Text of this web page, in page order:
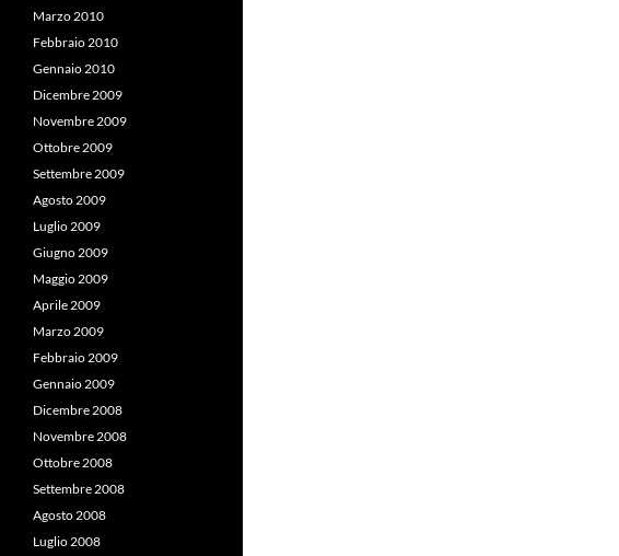
Marzo 2010
Febbraio 2010
Gennaio 2010
Dicembre 2009
Novembre 2009
Ottobre 2009
Settembre 2009
Agosto 2009
Luglio 2009
Giugno 2009
Maggio 2009
Aprile 2009
Marzo 2009
Febbraio 2009
Gennaio 2009
Dicembre 2008
Novembre 2008
Ottobre 2008
Settembre 2008
Agosto 2008
Luglio 2008